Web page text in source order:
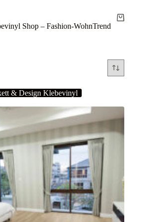
Shop – Fashion-WohnTrend
Warenkorb
& Design Klebevinyl